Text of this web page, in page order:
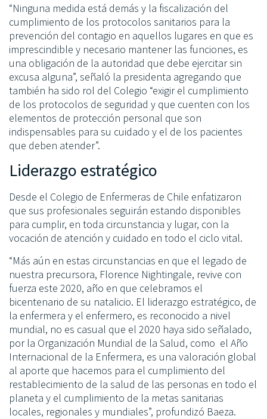
“Ninguna medida está demás y la fiscalización del
cumplimiento de los protocolos sanitarios para la
prevención del contagio en aquellos lugares en que es
imprescindible y necesario mantener las funciones, es
una obligación de la autoridad que debe ejercitar sin
excusa alguna”, señaló la presidenta agregando que
también ha sido rol del Colegio “exigir el cumplimiento
de los protocolos de seguridad y que cuenten con los
elementos de protección personal que son
indispensables para su cuidado y el de los pacientes
que deben atender”.
Liderazgo estratégico
Desde el Colegio de Enfermeras de Chile enfatizaron
que sus profesionales seguirán estando disponibles
para cumplir, en toda circunstancia y lugar, con la
vocación de atención y cuidado en todo el ciclo vital.
“Más aún en estas circunstancias en que el legado de
nuestra precursora, Florence Nightingale, revive con
fuerza este 2020, año en que celebramos el
bicentenario de su natalicio. El liderazgo estratégico, de
la enfermera y el enfermero, es reconocido a nivel
mundial, no es casual que el 2020 haya sido señalado,
por la Organización Mundial de la Salud, como el Año
Internacional de la Enfermera, es una valoración global
al aporte que hacemos para el cumplimiento del
restablecimiento de la salud de las personas en todo el
planeta y el cumplimiento de la metas sanitarias
locales, regionales y mundiales”, profundizó Baeza.